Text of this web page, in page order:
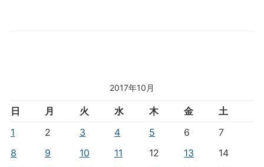
2017年10月
日 月 火 水 木 金
土
1
2 3 4 5 6
7
8
9 10 11 12 13
14